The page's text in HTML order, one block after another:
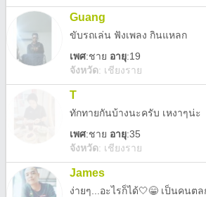
Guang
ขับรถเล่น ฟังเพลง กินแหลก
เพศ:ชาย อายุ:19
จังหวัด: เชียงราย
T
ทักทายกันบ้างนะครับ เหงาๆน่ะ
เพศ:ชาย อายุ:35
จังหวัด: เชียงราย
James
ง่ายๆ...อะไรก็ได้🤍😁 เป็นคนต